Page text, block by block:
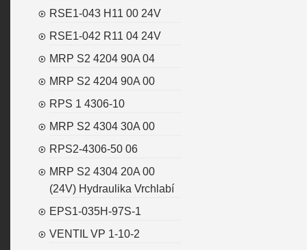
RSE1-043 H11 00 24V
RSE1-042 R11 04 24V
MRP S2 4204 90A 04
MRP S2 4204 90A 00
RPS 1 4306-10
MRP S2 4304 30A 00
RPS2-4306-50 06
MRP S2 4304 20A 00
(24V) Hydraulika Vrchlabí
EPS1-035H-97S-1
VENTIL VP 1-10-2